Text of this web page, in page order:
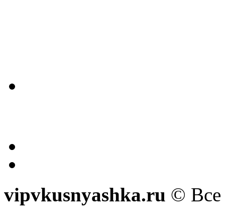
vipvkusnyashka.ru © Все